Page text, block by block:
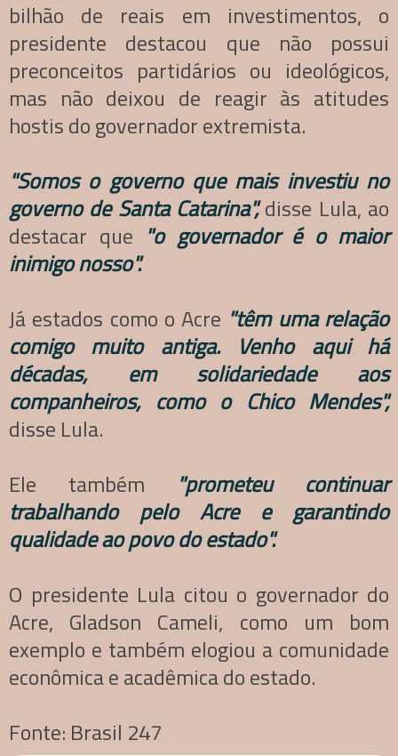
bilhão de reais em investimentos, o
presidente destacou que não possui
preconceitos partidários ou ideológicos,
mas não deixou de reagir às atitudes
hostis do governador extremista.
"Somos o governo que mais investiu no
governo de Santa Catarina",disse Lula, ao
destacar que "o governador é o maior
inimigo nosso".
Já estados como o Acre "têm uma relação
comigo muito antiga. Venho aqui há
décadas, em solidariedade aos
companheiros, como o Chico Mendes",
disse Lula.
Ele também
"prometeu continuar
trabalhando pelo Acre e garantindo
qualidade ao povo do estado".
O presidente Lula citou o governador do
Acre, Gladson Cameli, como um bom
exemplo e também elogiou a comunidade
econômica e acadêmica do estado.
Fonte: Brasil 247